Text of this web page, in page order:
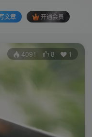
文章 开通会员
4091 8 1